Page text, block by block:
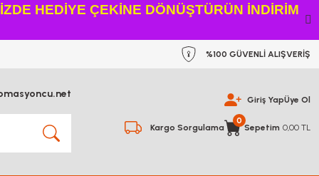
HEDİYE ÇEKİNE DÖNÜŞTÜRÜN İNDİRİM
%100 GÜVENLİ ALIŞVERİŞ
Giriş YapÜye Ol
Kargo Sorgulama Sepetim 0,00 TL
0